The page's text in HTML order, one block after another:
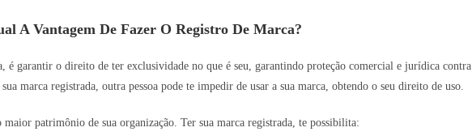
A Vantagem De Fazer O Registro De Marca?
é garantir o direito de ter exclusividade no que é seu, garantindo proteção comercial e jurídica contra
marca registrada, outra pessoa pode te impedir de usar a sua marca, obtendo o seu direito de uso.
maior patrimônio de sua organização. Ter sua marca registrada, te possibilita: